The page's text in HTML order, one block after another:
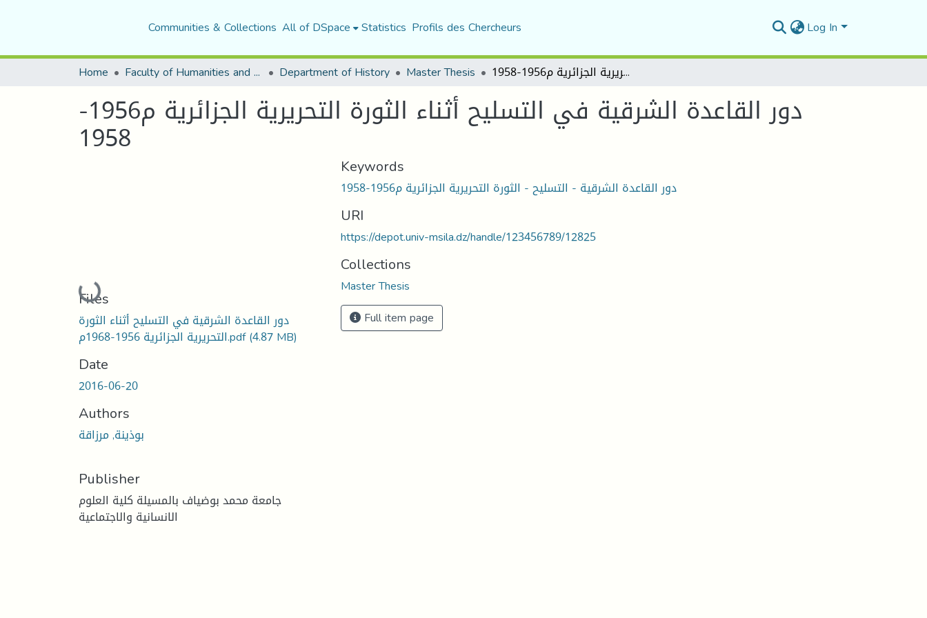
Communities & Collections All of DSpace Statistics Profils des Chercheurs Log In
Home Faculty of Humanities and Social Sciences Department of History Master Thesis دور القاعدة الشرقية في التسليح أثناء الثورة التحريرية الجزائرية م1956-1958
دور القاعدة الشرقية في التسليح أثناء الثورة التحريرية الجزائرية م1956-
1958
Loading...
Files
دور القاعدة الشرقية في التسليح أثناء الثورة
التحريرية الجزائرية 1956-1968م.pdf(4.87 MB)
Date
2016-06-20
Authors
بوذينة, مرزاقة
Publisher
جامعة محمد بوضياف بالمسيلة كلية العلوم
الانسانية والاجتماعية
Keywords
دور القاعدة الشرقية - التسليح - الثورة التحريرية الجزائرية م1956-1958
URI
https://depot.univ-msila.dz/handle/123456789/12825
Collections
Master Thesis
Full item page